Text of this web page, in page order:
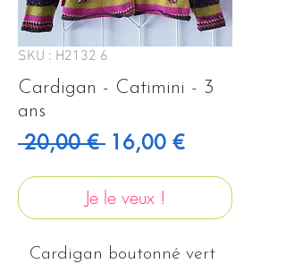
SKU : H2132 6
Cardigan - Catimini - 3
ans
20,00 € Prix original
16,00 €Prix
Je le veux !
Cardigan boutonné vert